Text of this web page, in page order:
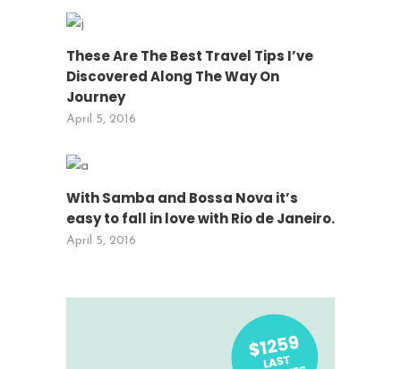
These Are The Best Travel Tips I’ve
Discovered Along The Way On
Journey
April 5, 2016
With Samba and Bossa Nova it’s
easy to fall in love with Rio de Janeiro.
April 5, 2016